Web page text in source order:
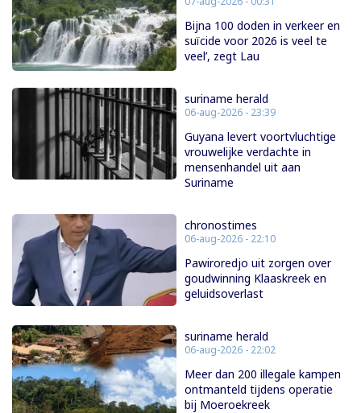
Bijna 100 doden in verkeer en
suïcide voor 2026 is veel te
veel’, zegt Lau
suriname herald
06-aug-2026 - 23:39
Guyana levert voortvluchtige
vrouwelijke verdachte in
mensenhandel uit aan
Suriname
chronostimes
06-aug-2026 - 22:10
Pawiroredjo uit zorgen over
goudwinning Klaaskreek en
geluidsoverlast
suriname herald
06-aug-2026 - 22:02
Meer dan 200 illegale kampen
ontmanteld tijdens operatie
bij Moeroekreek